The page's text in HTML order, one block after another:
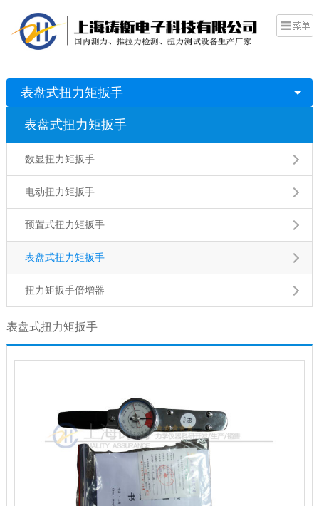
表盘式扭力矩扳手
表盘式扭力矩扳手
数显扭力矩扳手
电动扭力矩扳手
预置式扭力矩扳手
表盘式扭力矩扳手
扭力矩扳手倍增器
表盘式扭力矩扳手